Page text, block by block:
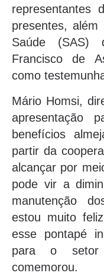
representantes
presentes,
Saúde (SAS)
Francisco de
como
Mário Homsi,
apresentação
benefícios
partir da
alcançar por
pode vir a
manutenção
estou muito
esse pontapé
para o setor
comemorou.